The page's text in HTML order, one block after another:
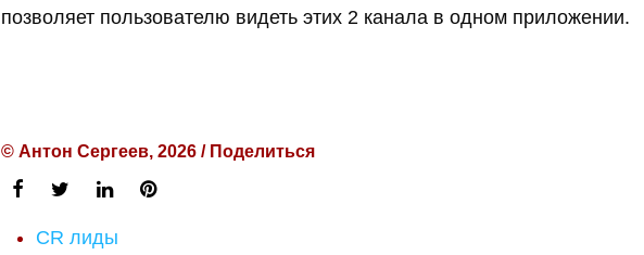
позволяет пользователю видеть этих 2 канала в одном приложении.
© Антон Сергеев, 2026 / Поделиться
CR лиды